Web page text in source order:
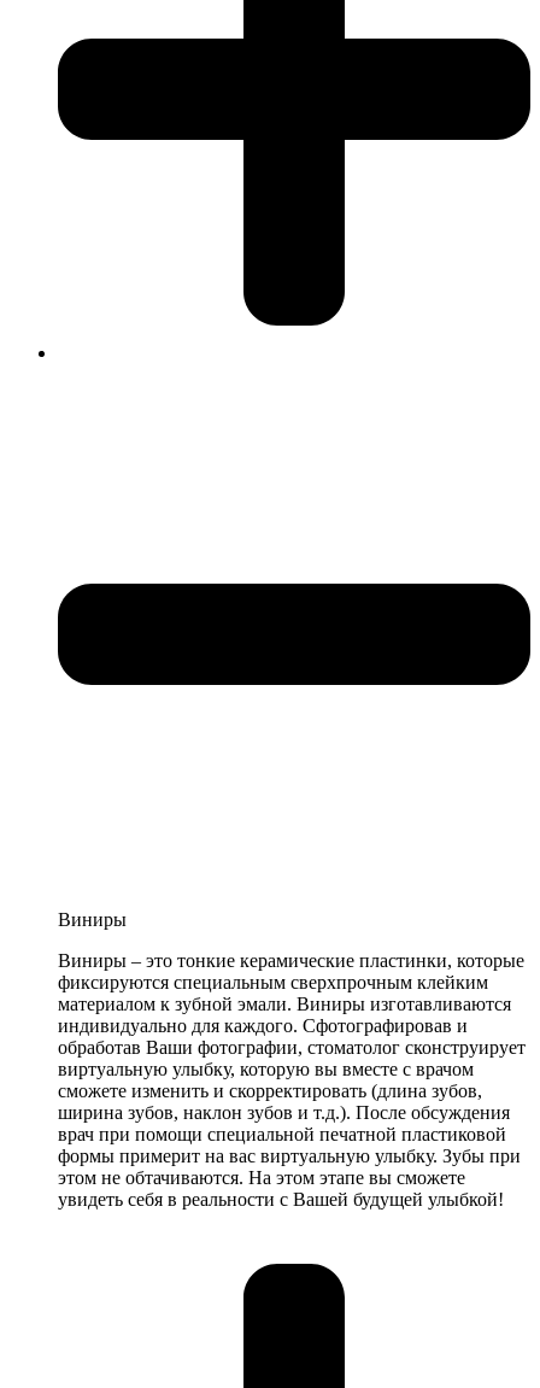
Виниры
Виниры – это тонкие керамические пластинки, которые
фиксируются специальным сверхпрочным клейким
материалом к зубной эмали. Виниры изготавливаются
индивидуально для каждого. Сфотографировав и
обработав Ваши фотографии, стоматолог сконструирует
виртуальную улыбку, которую вы вместе с врачом
сможете изменить и скорректировать (длина зубов,
ширина зубов, наклон зубов и т.д.). После обсуждения
врач при помощи специальной печатной пластиковой
формы примерит на вас виртуальную улыбку. Зубы при
этом не обтачиваются. На этом этапе вы сможете
увидеть себя в реальности с Вашей будущей улыбкой!